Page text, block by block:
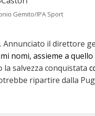
Gemito/IPA Sport
Annunciato il direttore
nomi, assieme a
la salvezza conquistata
ripartire dalla